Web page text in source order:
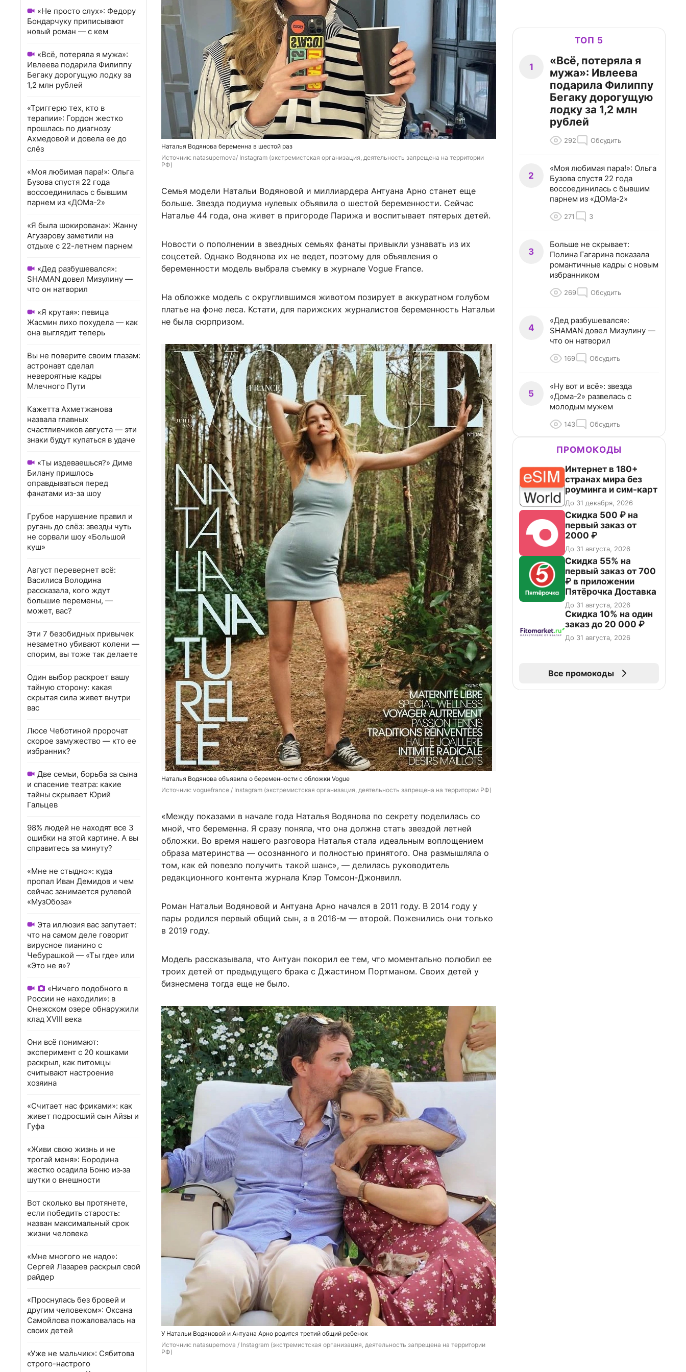
«Не просто слух»: Федору
Бондарчуку приписывают
новый роман — с кем
«Всё, потеряла я мужа»:
Ивлеева подарила Филиппу
Бегаку дорогущую лодку за
1,2 млн рублей
«Триггерю тех, кто в
терапии»: Гордон жестко
прошлась по диагнозу
Ахмедовой и довела ее до
слёз
«Моя любимая пара!»: Ольга
Бузова спустя 22 года
воссоединилась с бывшим
парнем из «ДОМа-2»
«Я была шокирована»: Жанну
Агузарову заметили на
отдыхе с 22-летнем парнем
«Дед разбушевался»:
SHAMAN довел Мизулину —
что он натворил
«Я крутая»: певица
Жасмин лихо похудела — как
она выглядит теперь
Вы не поверите своим глазам:
астронавт сделал
невероятные кадры
Млечного Пути
Кажетта Ахметжанова
назвала главных
счастливчиков августа — эти
знаки будут купаться в удаче
«Ты издеваешься?» Диме
Билану пришлось
оправдываться перед
фанатами из-за шоу
Грубое нарушение правил и
ругань до слёз: звезды чуть
не сорвали шоу «Большой
куш»
Август перевернет всё:
Василиса Володина
рассказала, кого ждут
большие перемены, —
может, вас?
Эти 7 безобидных привычек
незаметно убивают колени —
спорим, вы тоже так делаете
Один выбор раскроет вашу
тайную сторону: какая
скрытая сила живет внутри
вас
Люсе Чеботиной пророчат
скорое замужество — кто ее
избранник?
Две семьи, борьба за сына
и спасение театра: какие
тайны скрывает Юрий
Гальцев
98% людей не находят все 3
ошибки на этой картине. А вы
справитесь за минуту?
«Мне не стыдно»: куда
пропал Иван Демидов и чем
сейчас занимается рулевой
«МузОбоза»
Эта иллюзия вас запутает:
что на самом деле говорит
вирусное пианино с
Чебурашкой — «Ты где» или
«Это не я»?
«Ничего подобного в
России не находили»: в
Онежском озере обнаружили
клад XVIII века
Они всё понимают:
эксперимент с 20 кошками
раскрыл, как питомцы
считывают настроение
хозяина
«Считает нас фриками»: как
живет подросший сын Айзы и
Гуфа
«Живи свою жизнь и не
трогай меня»: Бородина
жестко осадила Боню из‑за
шутки о внешности
Вот сколько вы протянете,
если победить старость:
назван максимальный срок
жизни человека
«Мне многого не надо»:
Сергей Лазарев раскрыл свой
райдер
«Проснулась без бровей и
другим человеком»: Оксана
Самойлова пожаловалась на
своих детей
«Уже не мальчик»: Сябитова
строго-настрого
Наталья Водянова беременна в шестой раз
Источник: natasupernova/ Instagram (экстремистская организация, деятельность запрещена на территории
РФ)
Семья модели Натальи Водяновой и миллиардера Антуана Арно станет еще
больше. Звезда подиума нулевых объявила о шестой беременности. Сейчас
Наталье 44 года, она живет в пригороде Парижа и воспитывает пятерых детей.
Новости о пополнении в звездных семьях фанаты привыкли узнавать из их
соцсетей. Однако Водянова их не ведет, поэтому для объявления о
беременности модель выбрала съемку в журнале Vogue France.
На обложке модель с округлившимся животом позирует в аккуратном голубом
платье на фоне леса. Кстати, для парижских журналистов беременность Натальи
не была сюрпризом.
Наталья Водянова объявила о беременности с обложки Vogue
Источник: voguefrance / Instagram (экстремистская организация, деятельность запрещена на территории РФ)
«Между показами в начале года Наталья Водянова по секрету поделилась со
мной, что беременна. Я сразу поняла, что она должна стать звездой летней
обложки. Во время нашего разговора Наталья стала идеальным воплощением
образа материнства — осознанного и полностью принятого. Она размышляла о
том, как ей повезло получить такой шанс», — делилась руководитель
редакционного контента журнала Клэр Томсон-Джонвилл.
Роман Натальи Водяновой и Антуана Арно начался в 2011 году. В 2014 году у
пары родился первый общий сын, а в 2016-м — второй. Поженились они только
в 2019 году.
Модель рассказывала, что Антуан покорил ее тем, что моментально полюбил ее
троих детей от предыдущего брака с Джастином Портманом. Своих детей у
бизнесмена тогда еще не было.
У Натальи Водяновой и Антуана Арно родится третий общий ребенок
Источник: natasupernova / Instagram (экстремистская организация, деятельность запрещена на территории
РФ)
ТОП 5
1
«Всё, потеряла я
мужа»: Ивлеева
подарила Филиппу
Бегаку дорогущую
лодку за 1,2 млн
рублей
292 Обсудить
2
«Моя любимая пара!»: Ольга
Бузова спустя 22 года
воссоединилась с бывшим
парнем из «ДОМа-2»
271 3
3
Больше не скрывает:
Полина Гагарина показала
романтичные кадры с новым
избранником
269 Обсудить
4
«Дед разбушевался»:
SHAMAN довел Мизулину —
что он натворил
169 Обсудить
5
«Ну вот и всё»: звезда
«Дома-2» развелась с
молодым мужем
143 Обсудить
ПРОМОКОДЫ
Интернет в 180+
странах мира без
роуминга и сим-карт
До 31 декабря, 2026
Скидка 500 ₽ на
первый заказ от
2000 ₽
До 31 августа, 2026
Скидка 55% на
первый заказ от 700
₽ в приложении
Пятёрочка Доставка
До 31 августа, 2026
Скидка 10% на один
заказ до 20 000 ₽
До 31 августа, 2026
Все промокоды